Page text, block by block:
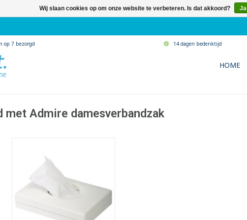
op 7 bezorgd 14 dagen bedenktijd
HOME
met Admire damesverbandzak
- Ideaal voor dameshygiëne
- Stuk-voor-stuk dosering van
plastiek zakjes
- Bestaat uit 100% recycleerbaar
- Muurbevestiging mogelijk
Wij slaan cookies op om onze website te verbeteren. Is dat akkoord? Ja